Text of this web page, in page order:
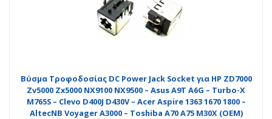
Βύσμα Τροφοδοσίας DC Power Jack Socket για HP ZD7000
Zv5000 Zx5000 NX9100 NX9500 – Asus A9T A6G – Turbo-X
M765S – Clevo D400J D430V – Acer Aspire 1363 1670 1800 –
AltecNB Voyager A3000 – Toshiba A70 A75 M30X (OEM)